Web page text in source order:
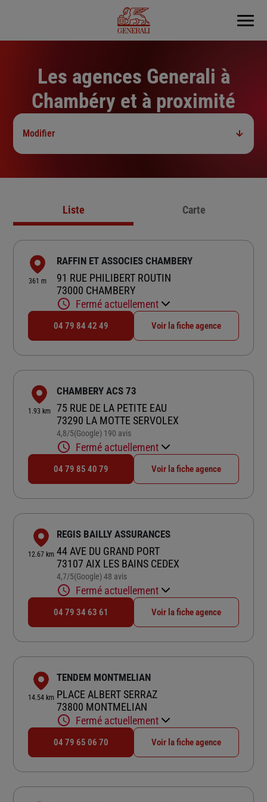
Menu
Les agences Generali à
Chambéry et à proximité
Modifier
Liste Carte
361 m
RAFFIN ET ASSOCIES CHAMBERY
91 RUE PHILIBERT ROUTIN
73000 CHAMBERY
Fermé actuellement
04 79 84 42 49 Voir la fiche agence
1.93 km
CHAMBERY ACS 73
75 RUE DE LA PETITE EAU
73290 LA MOTTE SERVOLEX
4,8/5Note de 4.8 sur 5
(Google) 190 avis
Fermé actuellement
04 79 85 40 79 Voir la fiche agence
12.67 km
REGIS BAILLY ASSURANCES
44 AVE DU GRAND PORT
73107 AIX LES BAINS CEDEX
4,7/5Note de 4.7 sur 5
(Google) 48 avis
Fermé actuellement
04 79 34 63 61 Voir la fiche agence
14.54 km
TENDEM MONTMELIAN
PLACE ALBERT SERRAZ
73800 MONTMELIAN
Fermé actuellement
04 79 65 06 70 Voir la fiche agence